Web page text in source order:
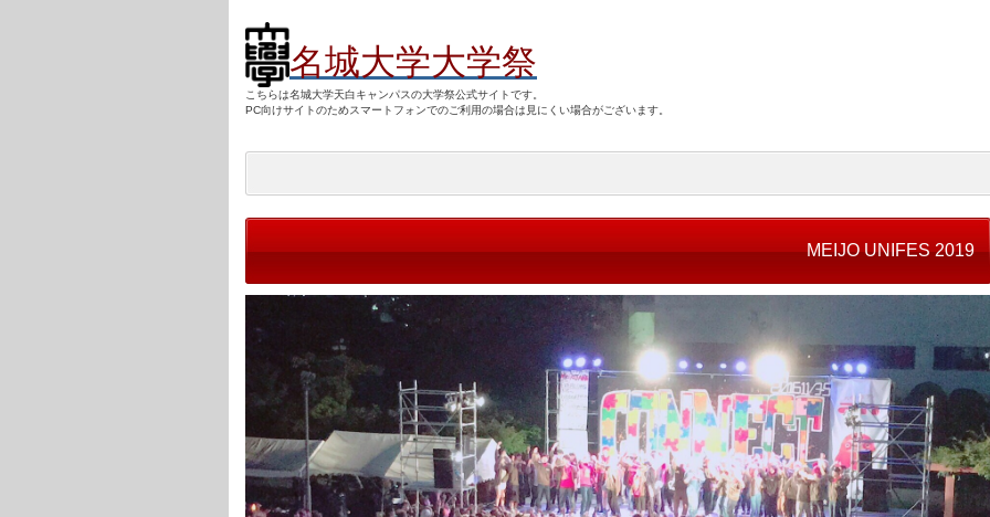
名城大学大学祭
こちらは名城大学天白キャンパスの大学祭公式サイトです。
PC向けサイトのためスマートフォンでのご利用の場合は見にくい場合がございます。
MEIJO UNIFES 2019